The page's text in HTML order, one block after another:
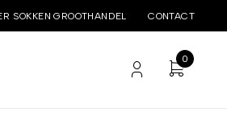
SOKKEN GROOTHANDEL CONTACT
0